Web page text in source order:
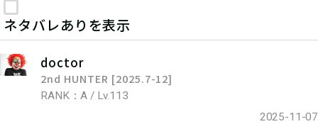
ネタバレありを表示
doctor
2nd HUNTER [2025.7-12]
RANK：A / Lv.113
2025-11-07